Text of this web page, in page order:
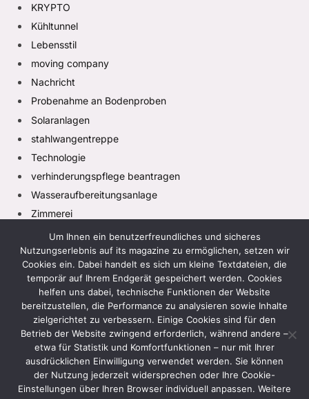
KRYPTO
Kühltunnel
Lebensstil
moving company
Nachricht
Probenahme an Bodenproben
Solaranlagen
stahlwangentreppe
Technologie
verhinderungspflege beantragen
Wasseraufbereitungsanlage
Zimmerei
Facebook
X
(Twitter)
InstagramPinterestTikTok
HEIM
DATENSCHUTZRICHTLINIE
GESCHÄFTSBEDINGUNGEN
HAFTUNGSAUSSCHLUSS
Um Ihnen ein benutzerfreundliches und sicheres
Nutzungserlebnis auf its magazine zu ermöglichen, setzen wir
Cookies ein. Dabei handelt es sich um kleine Textdateien, die
temporär auf Ihrem Endgerät gespeichert werden. Cookies
helfen uns dabei, technische Funktionen der Website
bereitzustellen, die Performance zu analysieren sowie Inhalte
zielgerichtet zu verbessern. Einige Cookies sind für den
Betrieb der Website zwingend erforderlich, während andere –
etwa für Statistik und Komfortfunktionen – nur mit Ihrer
ausdrücklichen Einwilligung verwendet werden. Sie können
der Nutzung jederzeit widersprechen oder Ihre Cookie-
Einstellungen über Ihren Browser individuell anpassen. Weitere